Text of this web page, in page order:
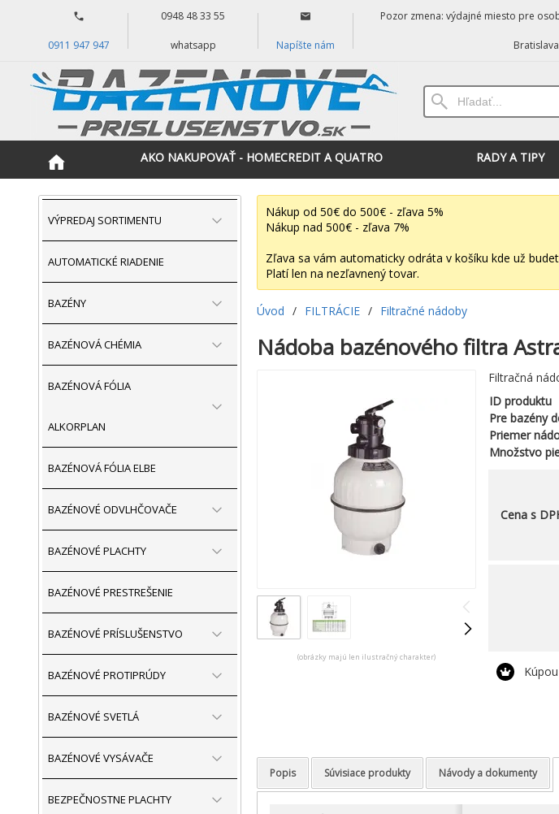
0911 947 947
0948 48 33 55
whatsapp Napíšte nám
Pozor zmena: výdajné miesto pre
Bratislava
AKO NAKUPOVAŤ - HOMECREDIT A QUATRO RADY A TIPY
VÝPREDAJ SORTIMENTU
AUTOMATICKÉ RIADENIE
BAZÉNY
BAZÉNOVÁ CHÉMIA
BAZÉNOVÁ FÓLIA
ALKORPLAN
BAZÉNOVÁ FÓLIA ELBE
BAZÉNOVÉ ODVLHČOVAČE
BAZÉNOVÉ PLACHTY
BAZÉNOVÉ PRESTREŠENIE
BAZÉNOVÉ PRÍSLUŠENSTVO
BAZÉNOVÉ PROTIPRÚDY
BAZÉNOVÉ SVETLÁ
BAZÉNOVÉ VYSÁVAČE
BEZPEČNOSTNE PLACHTY
Nákup od 50€ do 500€ - zľava 5%
Nákup nad 500€ - zľava 7%
Zľava sa vám automaticky odráta v košíku kde už
Platí len na nezľavnený tovar.
Úvod / FILTRÁCIE / Filtračné nádoby
Nádoba bazénového filtra
(obrázky majú len ilustračný charakter)
Filtračná
ID produktu
Pre bazény
Priemer
Množstvo
Cena s
Popis Súvisiace produkty Návody a dokumenty